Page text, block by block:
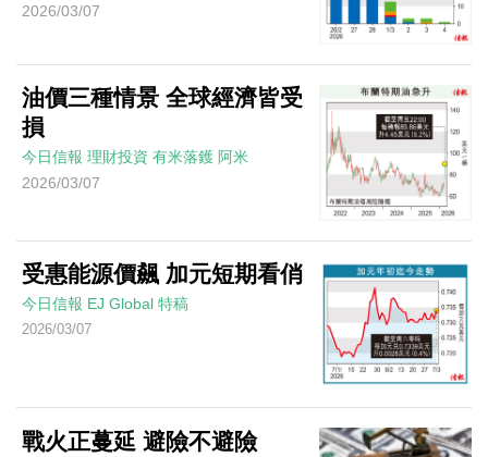
2026/03/07
油價三種情景 全球經濟皆受
損
今日信報 理財投資 有米落鑊 阿米
2026/03/07
受惠能源價飆 加元短期看俏
今日信報 EJ Global 特稿
2026/03/07
戰火正蔓延 避險不避險